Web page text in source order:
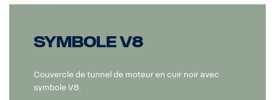
Symbole V8
Couvercle de tunnel de moteur en cuir noir avec
symbole V8.